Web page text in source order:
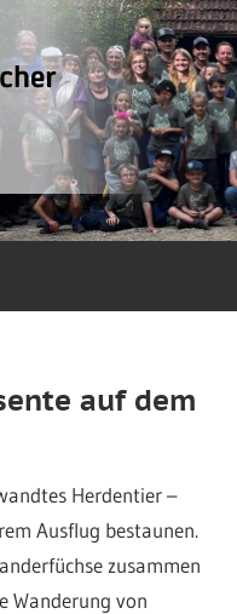
auf dem
Herdentier –
Ausflug bestaunen.
zusammen
Wanderung von